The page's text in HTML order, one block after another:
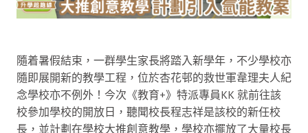
隨着暑假結束，一群學生家長將踏入新學年，不少學校亦
隨即展開新的教學工程，位於杏花邨的救世軍韋理夫人紀
念學校亦不例外！今次《教育+》特派專員KK 就前往該
校參加學校的開放日，聽聞校長程志祥是該校的新任校
長，並計劃在學校大推創意教學，學校亦擺放了大量校長